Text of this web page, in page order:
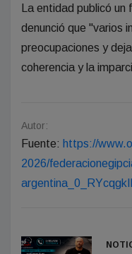
La entidad publicó
denunció que "varios
preocupaciones y
coherencia y la
Autor:
Fuente: https://
2026/